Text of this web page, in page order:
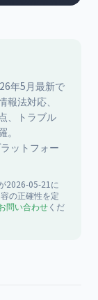
年5月最新で
法対応、
、トラブル
ットフォー
2026-05-21 に
の正確性を定
問い合わせくだ